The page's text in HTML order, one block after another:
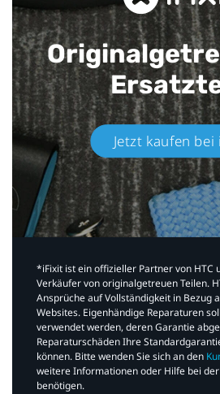
Jetzt kaufen bei
*iFixit ist ein offizieller Partner von HTC
Verkäufer von originalgetreuen Teilen.
Ansprüche auf Vollständigkeit in Bezug
Websites. Eigenhändige Reparaturen
verwendet werden, deren Garantie
Reparaturschäden Ihre
können. Bitte wenden Sie sich an den
weitere Informationen oder Hilfe bei
benötigen.​